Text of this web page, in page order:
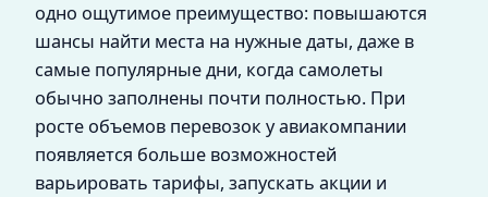
одно ощутимое преимущество: повышаются
шансы найти места на нужные даты, даже в
самые популярные дни, когда самолеты
обычно заполнены почти полностью. При
росте объемов перевозок у авиакомпании
появляется больше возможностей
варьировать тарифы, запускать акции и